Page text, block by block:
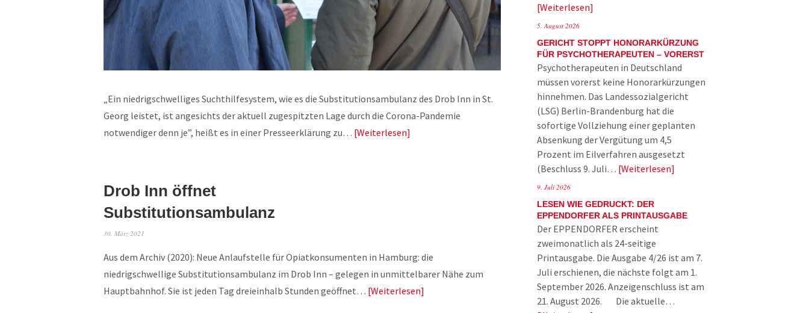
„Ein niedrigschwelliges Suchthilfesystem, wie es die Substitutionsambulanz des Drob Inn in St.
Georg leistet, ist angesichts der aktuell zugespitzten Lage durch die Corona-Pandemie
notwendiger denn je”, heißt es in einer Presseerklärung zu… Weiterlesen
Drob Inn öffnet
Substitutionsambulanz
30. März 2021
Aus dem Archiv (2020): Neue Anlaufstelle für Opiatkonsumenten in Hamburg: die
niedrigschwellige Substitutionsambulanz im Drob Inn – gelegen in unmittelbarer Nähe zum
Hauptbahnhof. Sie ist jeden Tag dreieinhalb Stunden geöffnet… Weiterlesen
Weiterlesen
5. August 2026
GERICHT STOPPT HONORARKÜRZUNG
FÜR PSYCHOTHERAPEUTEN – VORERST
Psychotherapeuten in Deutschland
müssen vorerst keine Honorarkürzungen
hinnehmen. Das Landessozialgericht
(LSG) Berlin-Brandenburg hat die
sofortige Vollziehung einer geplanten
Absenkung der Vergütung um 4,5
Prozent im Eilverfahren ausgesetzt
(Beschluss 9. Juli… Weiterlesen
9. Juli 2026
LESEN WIE GEDRUCKT: DER
EPPENDORFER ALS PRINTAUSGABE
Der EPPENDORFER erscheint
zweimonatlich als 24-seitige
Printausgabe. Die Ausgabe 4/26 ist am 7.
Juli erschienen, die nächste folgt am 1.
September 2026. Anzeigenschluss ist am
21. August 2026. Die aktuelle…